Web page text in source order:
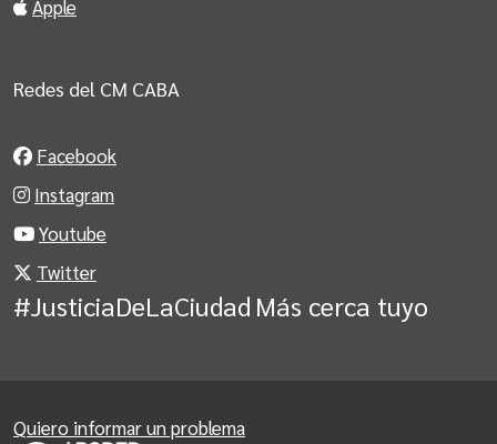
Apple
Redes del CM CABA
Facebook
Instagram
Youtube
Twitter
#JusticiaDeLaCiudad Más cerca tuyo
Quiero informar un problema